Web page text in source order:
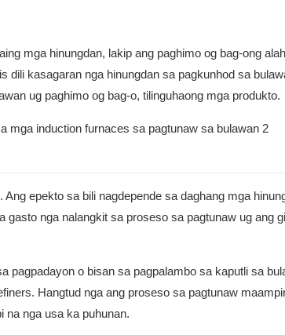
mga hinungdan, lakip ang paghimo og bag-ong
dili kasagaran nga hinungdan sa pagkunhod sa
ug paghimo og bag-o, tilinguhaong mga produkto.
epekto sa bili nagdepende sa daghang mga
nga nalangkit sa proseso sa pagtunaw ug ang
pagpadayon o bisan sa pagpalambo sa kaputli sa
Hangtud nga ang proseso sa pagtunaw
na nga usa ka puhunan.